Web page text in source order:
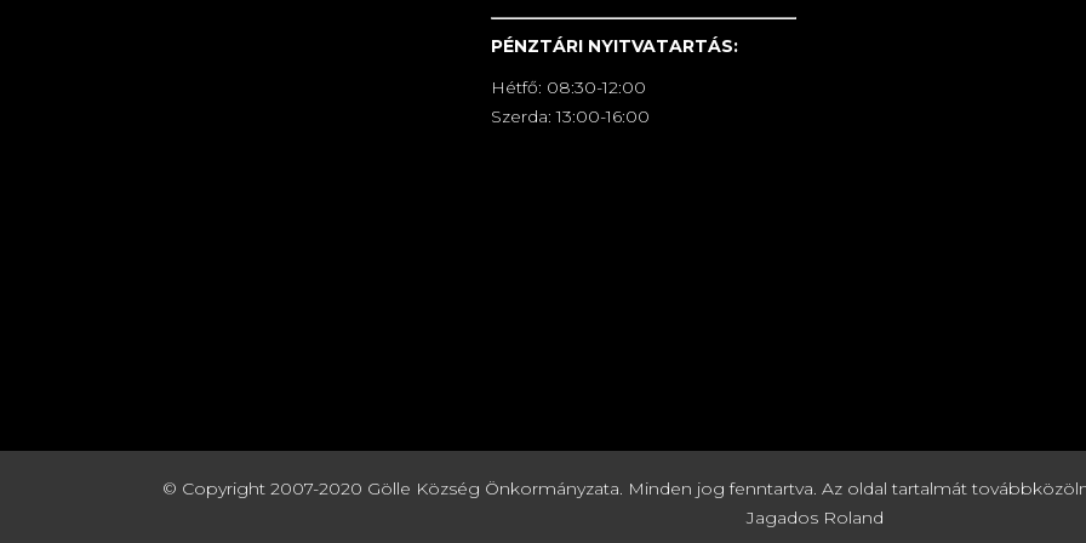
PÉNZTÁRI NYITVATARTÁS:
Hétfő: 08:30-12:00
Szerda: 13:00-16:00
© Copyright 2007-2020 Gölle Község Önkormányzata. Minden jog fenntartva. Az oldal tartalmát
Jagados Roland